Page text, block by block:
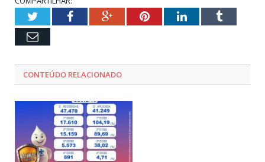
TwitterFacebookGoogle+PinterestLinkedInTumblr
Email
CONTEÚDO RELACIONADO